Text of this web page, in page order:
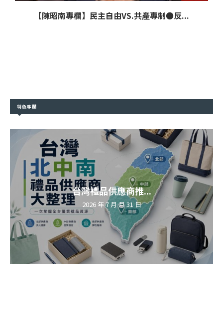
【陳昭南專欄】民主自由VS.共產專制●反...
特色專欄
台灣禮品供應商推...
2026 年 7 月 月 31 日